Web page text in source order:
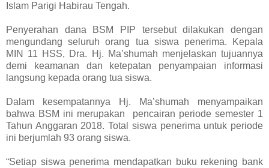
Islam Parigi Habirau Tengah.
Penyerahan dana BSM PIP tersebut dilakukan dengan
mengundang seluruh orang tua siswa penerima. Kepala
MIN 11 HSS, Dra. Hj. Ma’shumah menjelaskan tujuannya
demi keamanan dan ketepatan penyampaian informasi
langsung kepada orang tua siswa.
Dalam kesempatannya Hj. Ma’shumah menyampaikan
bahwa BSM ini merupakan
pencairan periode semester 1
Tahun Anggaran 2018. Total siswa penerima untuk periode
ini berjumlah 93 orang siswa.
“Setiap siswa penerima mendapatkan buku rekening bank